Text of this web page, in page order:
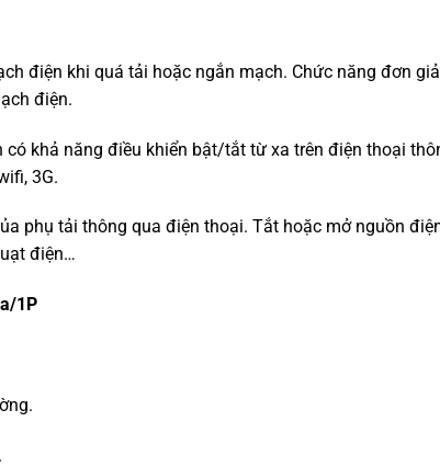
điện khi quá tải hoặc ngắn mạch. Chức năng đơn
điện.
khả năng điều khiển bật/tắt từ xa trên điện thoại
3G.
phụ tải thông qua điện thoại. Tắt hoặc mở nguồn
điện…
1P